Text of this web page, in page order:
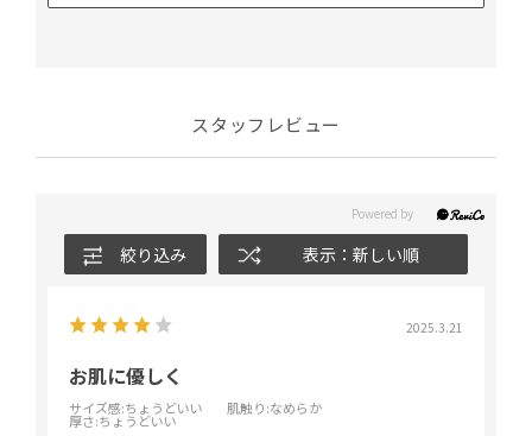
スタッフレビュー
絞り込み 表示：新しい順
2025.3.21
お肌に優しく
サイズ感:ちょうどいい 肌触り:なめらか
厚さ:ちょうどいい